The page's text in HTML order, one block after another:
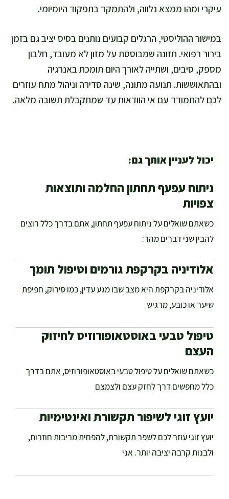
עיקרי ומהו ממצא נלווה, ולהתמקד בתפקוד היומיומי.
במישור ההוליסטי, הרגלים קבועים נותנים בסיס יציב גם בזמן
בירור רפואי. תזונה שמבוססת על מזון לא מעובד, חלבון
מספק, סיבים, ושתייה לאורך היום תומכת באנרגיה
ובהתאוששות. תנועה מתונה, שינה סדירה וניהול מתח עוזרים
לכם להתמודד עם אי הוודאות עד שמתקבלת תשובה מלאה.
יכול לעניין אותך גם:
ניתוח עפעף תחתון החלמה ותוצאות
צפויות
כשאתם שואלים על ניתוח עפעף תחתון, אתם בדרך כלל רוצים
להבין שני דברים מהר:
אלודיניה בקרקפת גורמים וטיפול תומך
אלודיניה בקרקפת היא מצב שבו מגע עדין, כמו סירוק, חפיפת
שיער או כובע, מרגיש
טיפול טבעי באוסטאופורוזיס לחיזוק
העצם
כשאתם שואלים על טיפול טבעי באוסטאופורוזיס, אתם בדרך
כלל מחפשים דרך לחזק עצם ולצמצם
יועץ זוגי לשיפור תקשורת ואינטימיות
יועץ זוגי עוזר לכם לשפר תקשורת, להפחית מריבות חוזרות,
ולבנות קרבה יציבה יותר. אני